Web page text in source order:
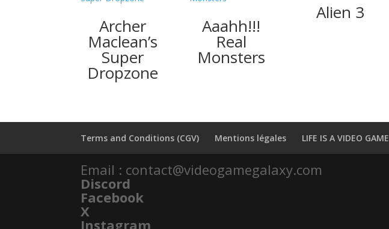
Archer
Maclean’s
Super
Dropzone
Aaahh!!!
Real
Monsters
Alien 3
Terms and Conditions (CGV) Mentions légales LIFE IS A VIDEO GAME
Email : contact@videogamegalaxy.com
Discord
Facebook
X
Instagram